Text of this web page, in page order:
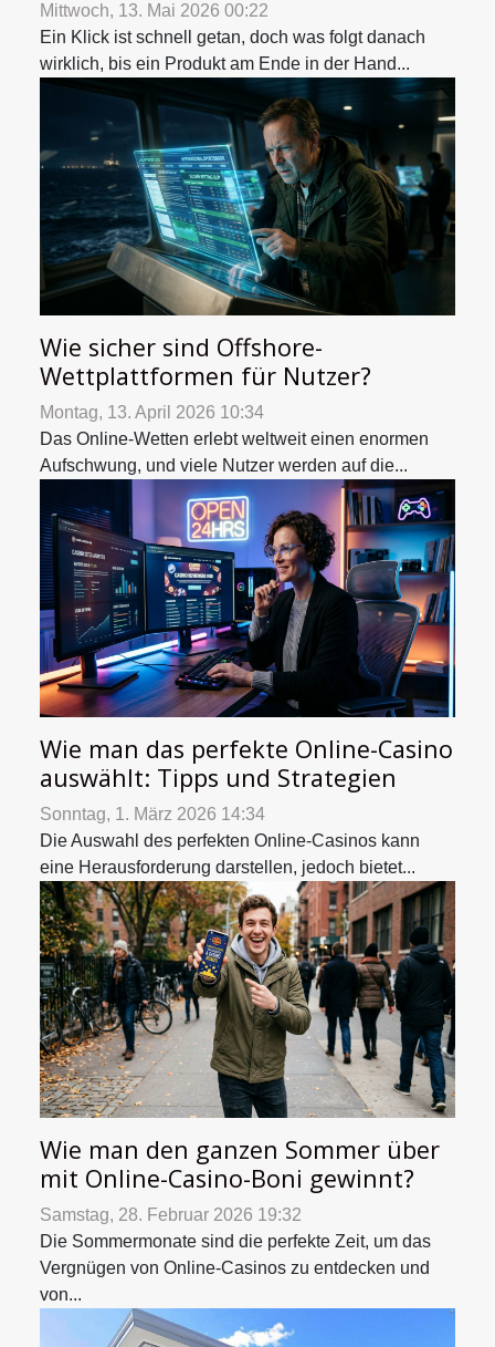
Mittwoch, 13. Mai 2026 00:22
Ein Klick ist schnell getan, doch was folgt danach
wirklich, bis ein Produkt am Ende in der Hand...
Wie sicher sind Offshore-
Wettplattformen für Nutzer?
Montag, 13. April 2026 10:34
Das Online-Wetten erlebt weltweit einen enormen
Aufschwung, und viele Nutzer werden auf die...
Wie man das perfekte Online-Casino
auswählt: Tipps und Strategien
Sonntag, 1. März 2026 14:34
Die Auswahl des perfekten Online-Casinos kann
eine Herausforderung darstellen, jedoch bietet...
Wie man den ganzen Sommer über
mit Online-Casino-Boni gewinnt?
Samstag, 28. Februar 2026 19:32
Die Sommermonate sind die perfekte Zeit, um das
Vergnügen von Online-Casinos zu entdecken und
von...